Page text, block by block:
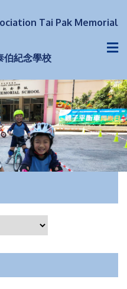
Tai Pak Memorial
伯紀念學校